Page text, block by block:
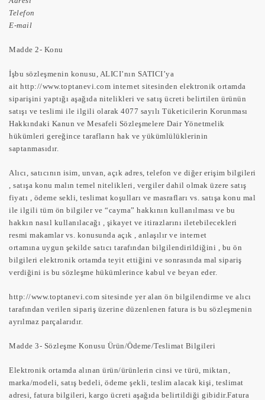
Telefon
E-mail
Madde 2- Konu
İşbu sözleşmenin konusu, ALICI’nın SATICI’ya
ait http://www.toptanevi.com internet sitesinden elektronik ortamda
siparişini yaptığı aşağıda nitelikleri ve satış ücreti belirtilen ürünün
satışı ve teslimi ile ilgili olarak 4077 sayılı Tüketicilerin Korunması
Hakkındaki Kanun ve Mesafeli Sözleşmelere Dair Yönetmelik
hükümleri gereğince tarafların hak ve yükümlülüklerinin
saptanmasıdır.
Alıcı, satıcının isim, unvan, açık adres, telefon ve diğer erişim bilgileri
, satışa konu malın temel nitelikleri, vergiler dahil olmak üzere satış
fiyatı , ödeme sekli, teslimat koşulları ve masrafları vs. satışa konu mal
ile ilgili tüm ön bilgiler ve “cayma” hakkının kullanılması ve bu
hakkın nasıl kullanılacağı , şikayet ve itirazlarını iletebilecekleri
resmi makamlar vs. konusunda açık , anlaşılır ve internet
ortamına uygun şekilde satıcı tarafından bilgilendirildiğini , bu ön
bilgileri elektronik ortamda teyit ettiğini ve sonrasında mal sipariş
verdiğini is bu sözleşme hükümlerince kabul ve beyan eder.
http://www.toptanevi.com sitesinde yer alan ön bilgilendirme ve alıcı
tarafından verilen sipariş üzerine düzenlenen fatura is bu sözleşmenin
ayrılmaz parçalarıdır.
Madde 3- Sözleşme Konusu Ürün/Ödeme/Teslimat Bilgileri
Elektronik ortamda alınan ürün/ürünlerin cinsi ve türü, miktarı,
marka/modeli, satış bedeli, ödeme şekli, teslim alacak kişi, teslimat
adresi, fatura bilgileri, kargo ücreti aşağıda belirtildiği gibidir.Fatura